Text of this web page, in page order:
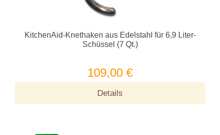
KitchenAid-Knethaken aus Edelstahl für 6,9 Liter-
Schüssel (7 Qt.)
109,00 €
Details